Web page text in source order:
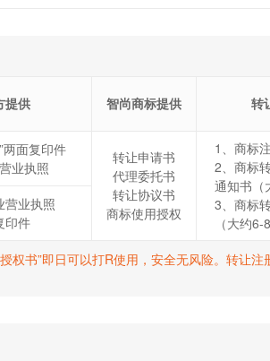
提供 智尚商标提供 转
两面复印件
业执照
转让申请书
代理委托书
转让协议书
商标使用授权
1、商标
2、商标
通知书（
3、商标
（大约6-
营业执照
印件
书”即日可以打R使用，安全无风险。转让注